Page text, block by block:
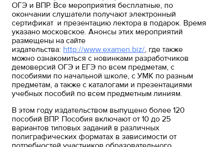
ОГЭ и ВПР. Все мероприятия бесплатные, по
окончании слушатели получают электронный
сертификат и презентацию лектора в подарок. Время
указано московское. Анонсы этих мероприятий
размещены на сайте
издательства: http://www.examen.biz/, где также
можно ознакомиться с новинками разработчиков
демоверсий ОГЭ и ЕГЭ по всем предметам, с
пособиями по начальной школе, с УМК по разным
предметам, а также с каталогами и презентациями
учебных пособий по всем предметным линиям.
В этом году издательством выпущено более 120
пособий ВПР. Пособия включают от 10 до 25
вариантов типовых заданий в различных
полиграфических форматах в зависимости от